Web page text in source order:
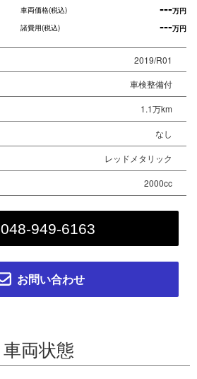
車両価格(税込) ---万円
諸費用(税込) ---万円
2019/R01
車検整備付
1.1万km
なし
レッドメタリック
2000cc
048-949-6163
お問い合わせ
車両状態